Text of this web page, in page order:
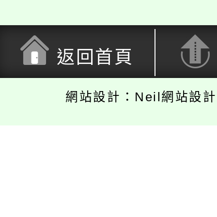
返回首頁
網站設計：Neil網站設